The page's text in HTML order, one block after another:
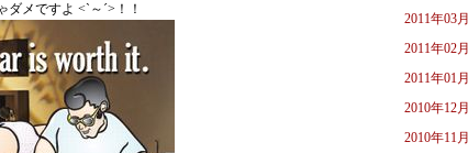
メですよ <`～´>！！
2011年03月
2011年02月
2011年01月
2010年12月
2010年11月